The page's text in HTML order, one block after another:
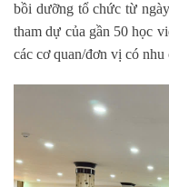
bồi dưỡng tổ chức từ
tham dự của gần 50 học
các cơ quan/đơn vị có nhu